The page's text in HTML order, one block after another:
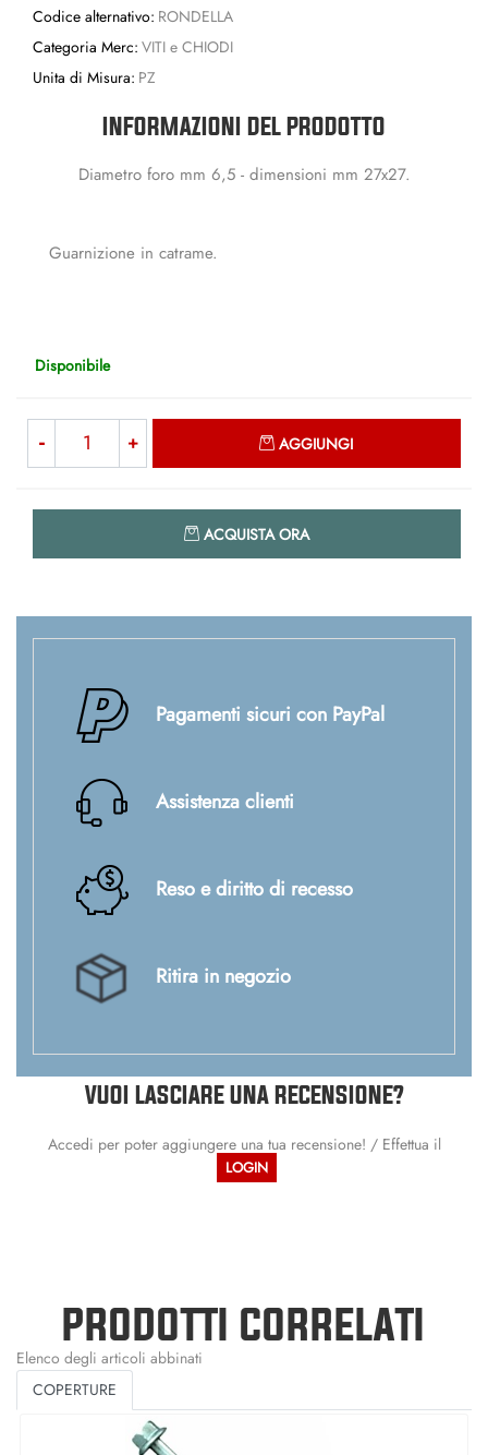
Codice alternativo: RONDELLA
Categoria Merc: VITI e CHIODI
Unita di Misura: PZ
INFORMAZIONI DEL PRODOTTO
Diametro foro mm 6,5 - dimensioni mm 27x27.
Guarnizione in catrame.
Disponibile
AGGIUNGI
ACQUISTA ORA
Pagamenti sicuri con PayPal
Assistenza clienti
Reso e diritto di recesso
Ritira in negozio
VUOI LASCIARE UNA RECENSIONE?
Accedi per poter aggiungere una tua recensione! / Effettua il
LOGIN
PRODOTTI CORRELATI
Elenco degli articoli abbinati
COPERTURE